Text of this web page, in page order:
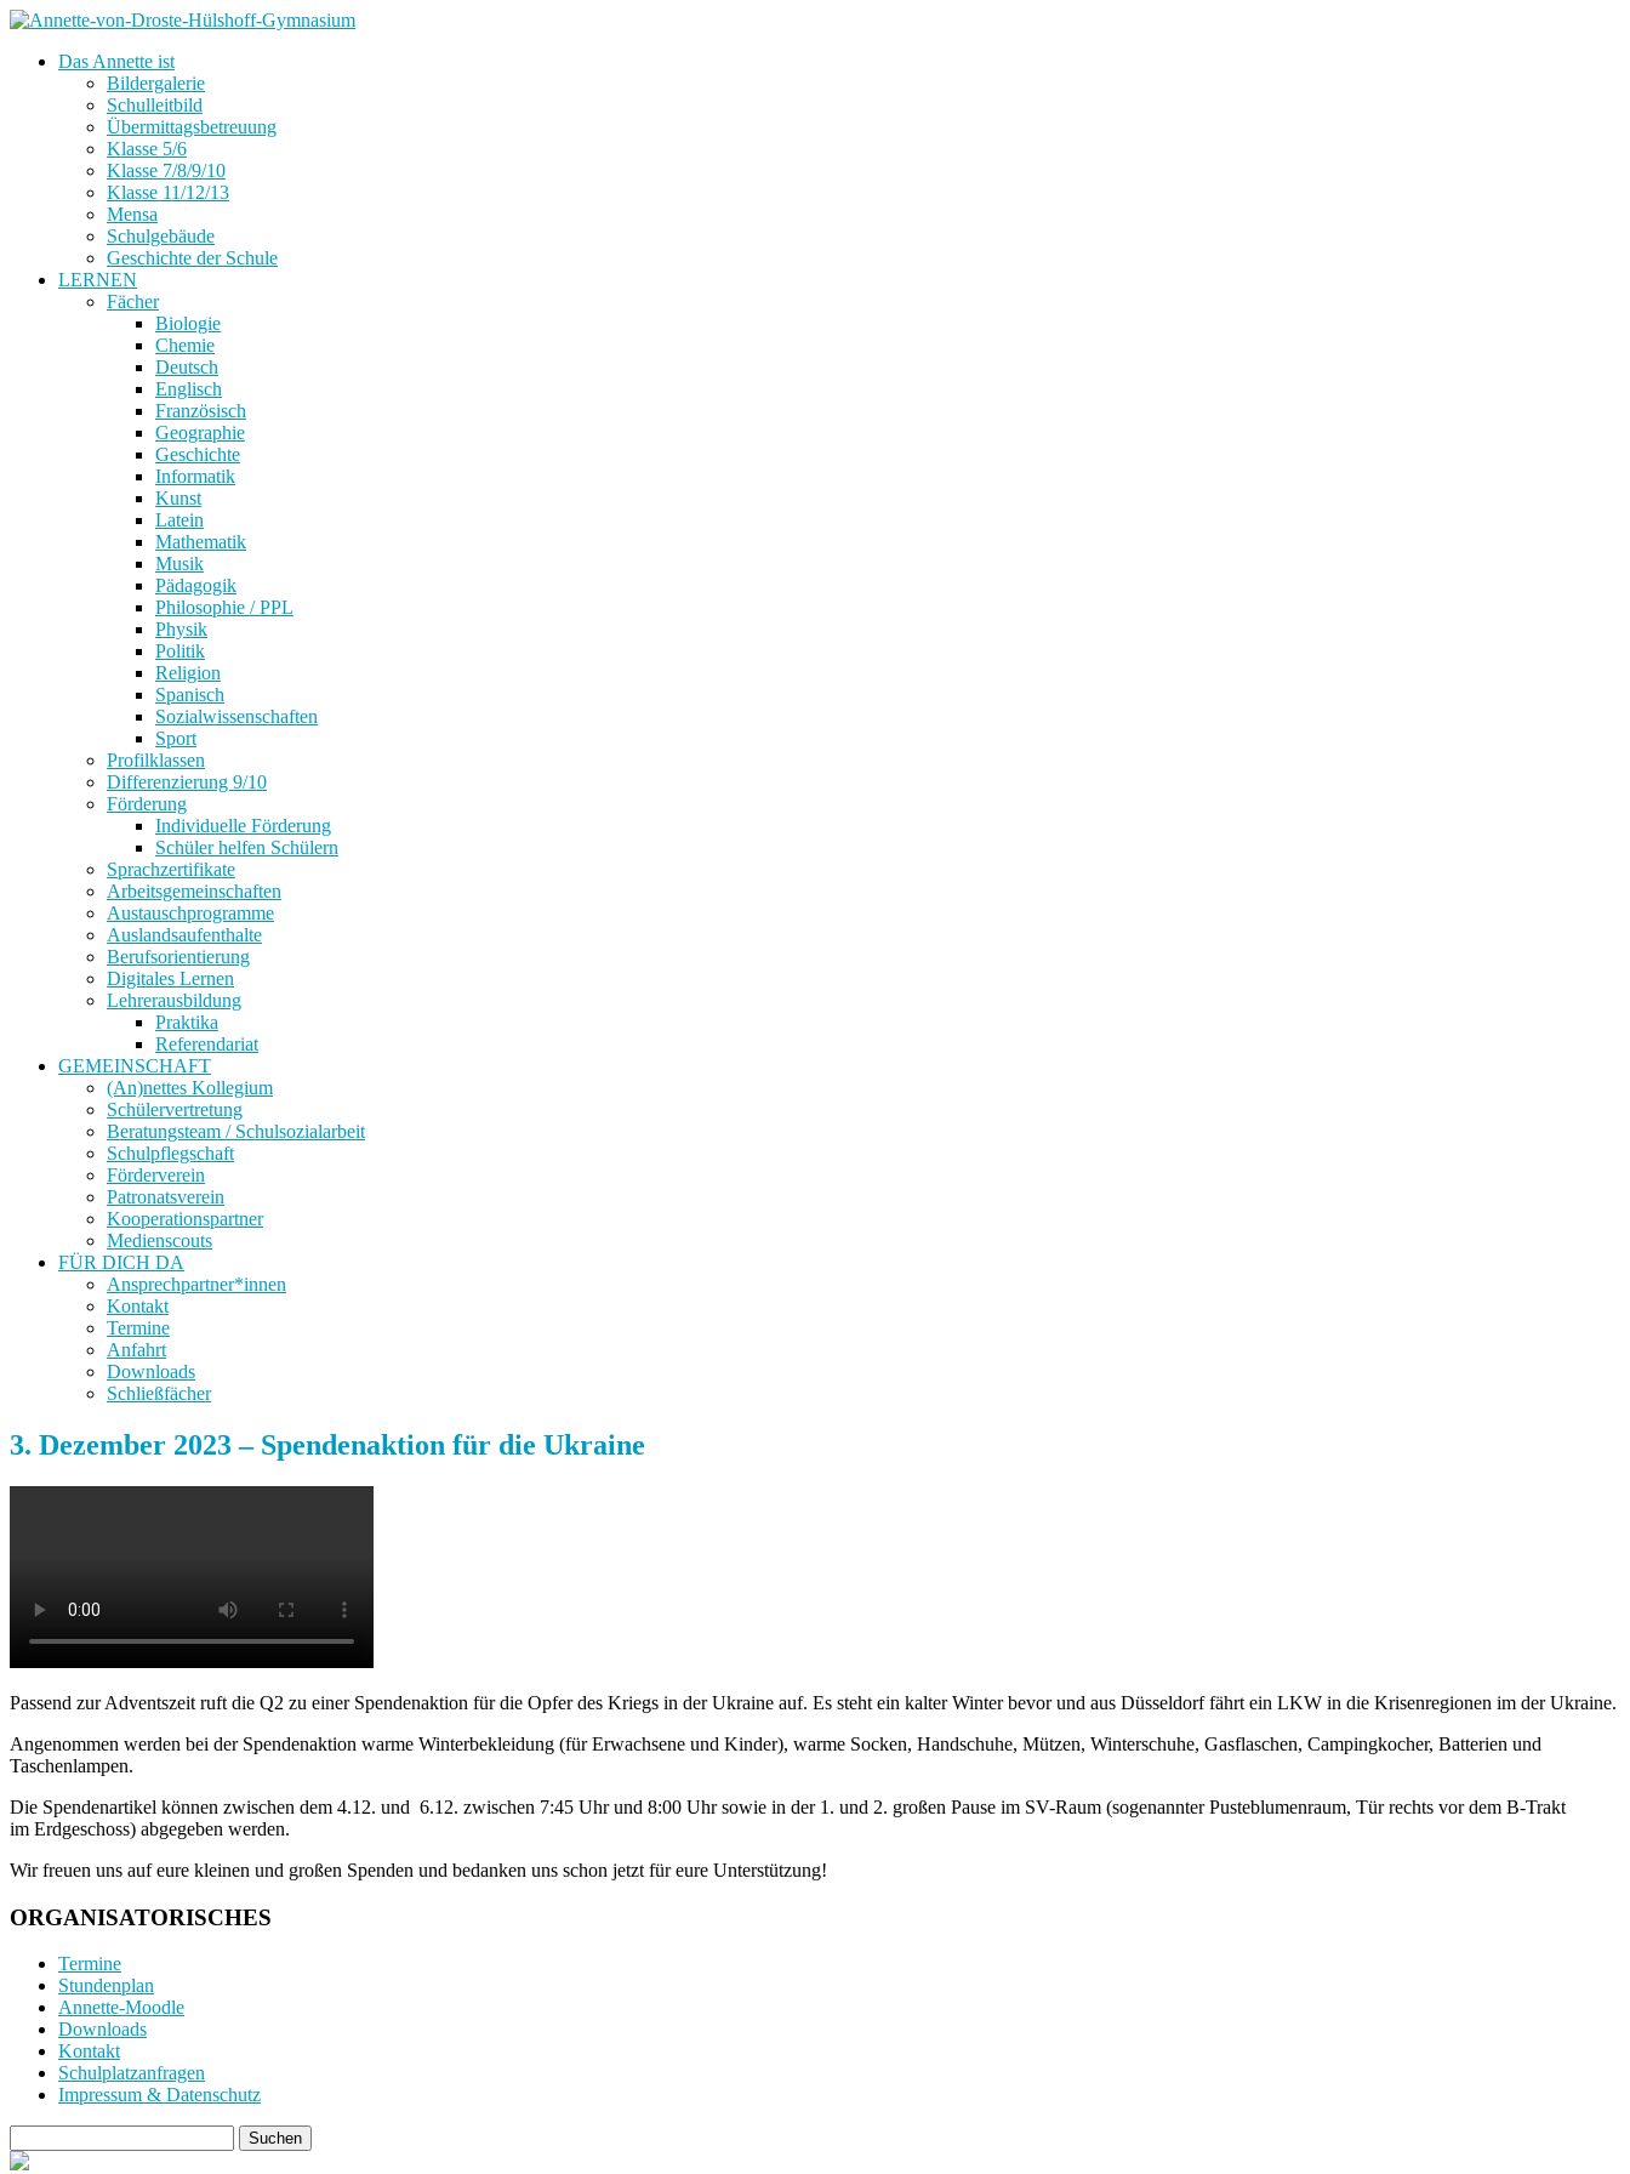
Das Annette ist
Bildergalerie
Schulleitbild
Übermittagsbetreuung
Klasse 5/6
Klasse 7/8/9/10
Klasse 11/12/13
Mensa
Schulgebäude
Geschichte der Schule
LERNEN
Fächer
Biologie
Chemie
Deutsch
Englisch
Französisch
Geographie
Geschichte
Informatik
Kunst
Latein
Mathematik
Musik
Pädagogik
Philosophie / PPL
Physik
Politik
Religion
Spanisch
Sozialwissenschaften
Sport
Profilklassen
Differenzierung 9/10
Förderung
Individuelle Förderung
Schüler helfen Schülern
Sprachzertifikate
Arbeitsgemeinschaften
Austauschprogramme
Auslandsaufenthalte
Berufsorientierung
Digitales Lernen
Lehrerausbildung
Praktika
Referendariat
GEMEINSCHAFT
(An)nettes Kollegium
Schülervertretung
Beratungsteam / Schulsozialarbeit
Schulpflegschaft
Förderverein
Patronatsverein
Kooperationspartner
Medienscouts
FÜR DICH DA
Ansprechpartner*innen
Kontakt
Termine
Anfahrt
Downloads
Schließfächer
3. Dezember 2023 – Spendenaktion für die Ukraine
Passend zur Adventszeit ruft die Q2 zu einer Spendenaktion für die Opfer des Kriegs in der Ukraine auf. Es steht ein kalter Winter bevor und aus Düsseldorf fährt ein LKW in die Krisenregionen im der Ukraine.
Angenommen werden bei der Spendenaktion warme Winterbekleidung (für Erwachsene und Kinder), warme Socken, Handschuhe, Mützen, Winterschuhe, Gasflaschen, Campingkocher, Batterien und
Taschenlampen.
Die Spendenartikel können zwischen dem 4.12. und 6.12. zwischen 7:45 Uhr und 8:00 Uhr sowie in der 1. und 2. großen Pause im SV-Raum (sogenannter Pusteblumenraum, Tür rechts vor dem B-Trakt
im Erdgeschoss) abgegeben werden.
Wir freuen uns auf eure kleinen und großen Spenden und bedanken uns schon jetzt für eure Unterstützung!
ORGANISATORISCHES
Termine
Stundenplan
Annette-Moodle
Downloads
Kontakt
Schulplatzanfragen
Impressum & Datenschutz